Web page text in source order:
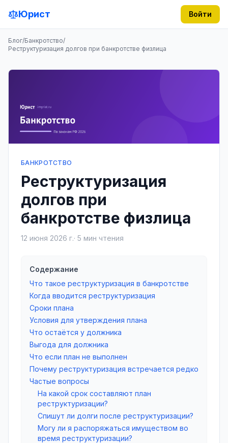
Юрист Войти
Блог/Банкротство/
Реструктуризация долгов при банкротстве физлица
БАНКРОТСТВО
Реструктуризация
долгов при
банкротстве физлица
12 июня 2026 г.· 5 мин чтения
Содержание
Что такое реструктуризация в банкротстве
Когда вводится реструктуризация
Сроки плана
Условия для утверждения плана
Что остаётся у должника
Выгода для должника
Что если план не выполнен
Почему реструктуризация встречается редко
Частые вопросы
На какой срок составляют план
реструктуризации?
Спишут ли долги после реструктуризации?
Могу ли я распоряжаться имуществом во
время реструктуризации?